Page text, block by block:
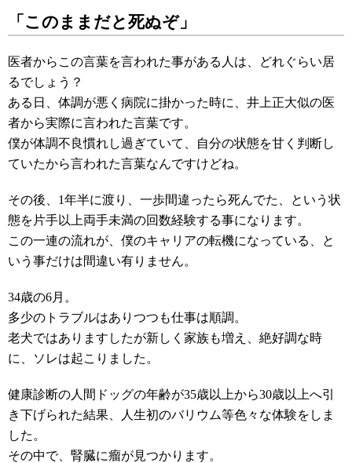
「このままだと死ぬぞ」
医者からこの言葉を言われた事がある人は、どれぐらい居
るでしょう？
ある日、体調が悪く病院に掛かった時に、井上正大似の医
者から実際に言われた言葉です。
僕が体調不良慣れし過ぎていて、自分の状態を甘く判断し
ていたから言われた言葉なんですけどね。
その後、1年半に渡り、一歩間違ったら死んでた、という状
態を片手以上両手未満の回数経験する事になります。
この一連の流れが、僕のキャリアの転機になっている、と
いう事だけは間違い有りません。
34歳の6月。
多少のトラブルはありつつも仕事は順調。
老犬ではありますしたが新しく家族も増え、絶好調な時
に、ソレは起こりました。
健康診断の人間ドッグの年齢が35歳以上から30歳以上へ引
き下げられた結果、人生初のバリウム等色々な体験をしま
した。
その中で、腎臓に瘤が見つかります。